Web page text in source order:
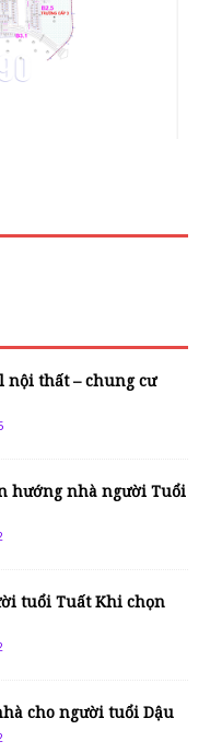
nội thất – chung cư
hướng nhà người Tuổi
tuổi Tuất Khi chọn
cho người tuổi Dậu